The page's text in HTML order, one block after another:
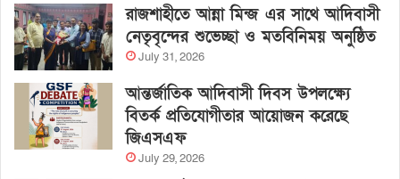
রাজশাহীতে আন্না মিন্জ এর সাথে আদিবাসী
নেতৃবৃন্দের শুভেচ্ছা ও মতবিনিময় অনুষ্ঠিত
July 31, 2026
আন্তর্জাতিক আদিবাসী দিবস উপলক্ষ্যে
বিতর্ক প্রতিযোগীতার আয়োজন করেছে
জিএসএফ
July 29, 2026